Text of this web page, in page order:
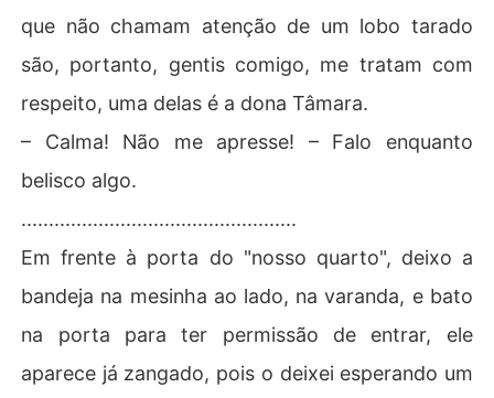
que não chamam atenção de um lobo tarado
são, portanto, gentis comigo, me tratam com
respeito, uma delas é a dona Tâmara.
– Calma! Não me apresse! – Falo enquanto
belisco algo.
..................................................
Em frente à porta do "nosso quarto", deixo a
bandeja na mesinha ao lado, na varanda, e bato
na porta para ter permissão de entrar, ele
aparece já zangado, pois o deixei esperando um